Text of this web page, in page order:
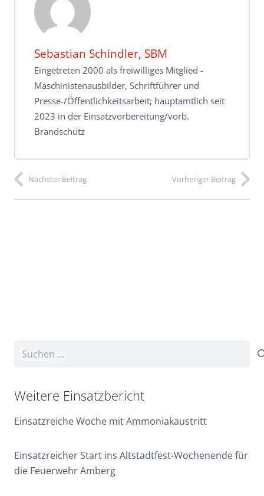
Sebastian Schindler, SBM
Eingetreten 2000 als freiwilliges Mitglied -
Maschinistenausbilder, Schriftführer und
Presse-/Öffentlichkeitsarbeit; hauptamtlich seit
2023 in der Einsatzvorbereitung/vorb.
Brandschutz
Nächster Beitrag Vorheriger Beitrag
Suchen
Weitere Einsatzbericht
Einsatzreiche Woche mit Ammoniakaustritt
Einsatzreicher Start ins Altstadtfest-Wochenende für
die Feuerwehr Amberg